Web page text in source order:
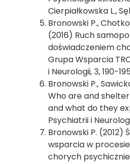
Cierpiałkowska L.,
Bronowski P.,
(2016) Ruch
doświadczeniem
Grupa Wsparcia
i Neurologii, 3, 190-
Bronowski P.,
Who are and
and what do they
Psychiatrii i
Bronowski P. (2012)
wsparcia w
chorych